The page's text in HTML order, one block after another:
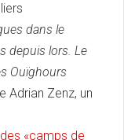
dans le
depuis lors. Le
Ouïghours
Adrian Zenz, un
«camps de